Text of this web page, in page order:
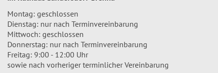
Montag: geschlossen
Dienstag: nur nach Terminvereinbarung
Mittwoch: geschlossen
Donnerstag: nur nach Terminvereinbarung
Freitag: 9:00 - 12:00 Uhr
sowie nach vorheriger terminlicher Vereinbarung